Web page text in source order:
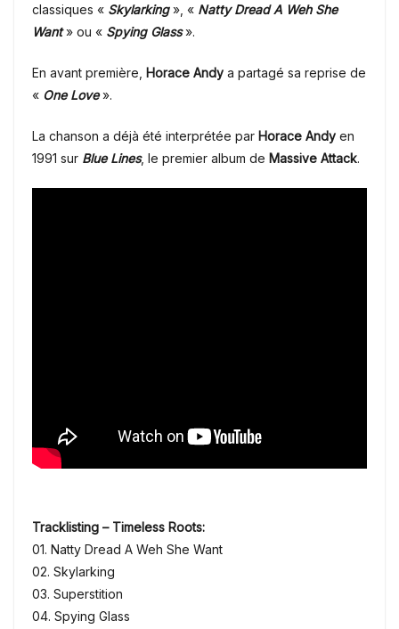
classiques « Skylarking », « Natty Dread A Weh She
Want» ou « Spying Glass ».
En avant première, Horace Andy a partagé sa reprise de
« One Love».
La chanson a déjà été interprétée par Horace Andy en
1991 sur Blue Lines, le premier album de Massive Attack.
Tracklisting – Timeless Roots:
01. Natty Dread A Weh She Want
02. Skylarking
03. Superstition
04. Spying Glass